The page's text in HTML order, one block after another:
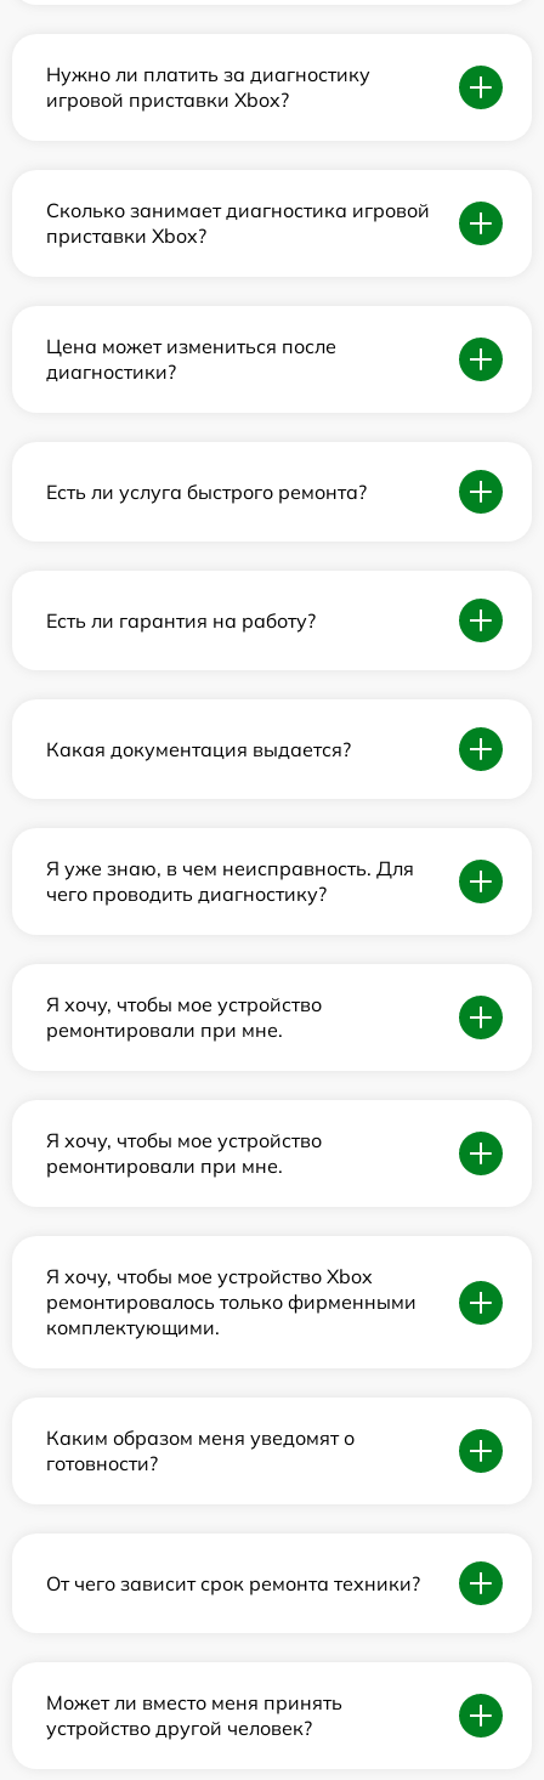
Нужно ли платить за диагностику
игровой приставки Xbox?
Сколько занимает диагностика игровой
приставки Xbox?
Цена может измениться после
диагностики?
Есть ли услуга быстрого ремонта?
Есть ли гарантия на работу?
Какая документация выдается?
Я уже знаю, в чем неисправность. Для
чего проводить диагностику?
Я хочу, чтобы мое устройство
ремонтировали при мне.
Я хочу, чтобы мое устройство
ремонтировали при мне.
Я хочу, чтобы мое устройство Xbox
ремонтировалось только фирменными
комплектующими.
Каким образом меня уведомят о
готовности?
От чего зависит срок ремонта техники?
Может ли вместо меня принять
устройство другой человек?